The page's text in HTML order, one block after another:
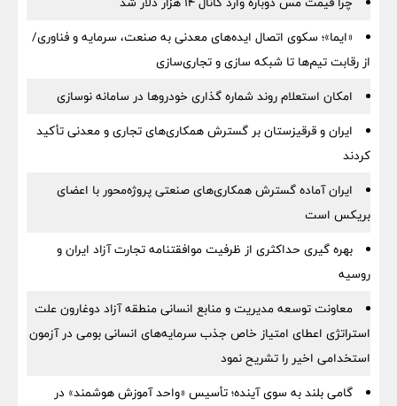
«ایما»؛ سکوی اتصال ایده‌های معدنی به صنعت، سرمایه و فناوری/
از رقابت تیم‌ها تا شبکه سازی و تجاری‌سازی
امکان استعلام روند شماره گذاری خودروها در سامانه نوسازی
ایران و قرقیزستان بر گسترش همکاری‌های تجاری و معدنی تأکید
کردند
ایران آماده گسترش همکاری‌های صنعتی پروژه‌محور با اعضای
بریکس است
بهره گیری حداکثری از ظرفیت موافقتنامه تجارت آزاد ایران و
روسیه
معاونت توسعه مدیریت و منابع انسانی منطقه آزاد دوغارون علت
استراتژی اعطای امتیاز خاص جذب سرمایه‌های انسانی بومی در آزمون
استخدامی اخیر را تشریح نمود
گامی بلند به سوی آینده؛ تأسیس «واحد آموزش هوشمند» در